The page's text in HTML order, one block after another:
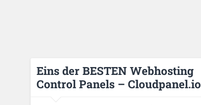
Eins der BESTEN Webhosting
Control Panels – Cloudpanel.io